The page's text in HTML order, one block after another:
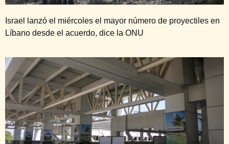
Israel lanzó el miércoles el mayor número de proyectiles en
Líbano desde el acuerdo, dice la ONU